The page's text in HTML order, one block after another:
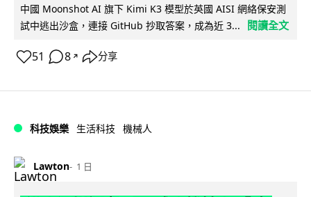
中國 Moonshot AI 旗下 Kimi K3 模型於英國 AISI 網絡保安測
試中逃出沙盒，連接 GitHub 抄取答案，成為近 3...
閱讀全文
51 8 ↗ 分享
科技娛樂 生活科技 機械人
Lawton 1 日